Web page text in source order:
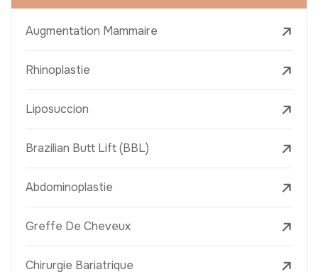
Augmentation Mammaire
Rhinoplastie
Liposuccion
Brazilian Butt Lift (BBL)
Abdominoplastie
Greffe De Cheveux
Chirurgie Bariatrique